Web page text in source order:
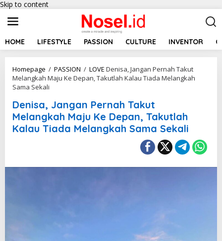
Skip to content
HOME LIFESTYLE PASSION CULTURE INVENTOR
Homepage / PASSION / LOVE Denisa, Jangan Pernah Takut
Melangkah Maju Ke Depan, Takutlah Kalau Tiada Melangkah
Sama Sekali
Denisa, Jangan Pernah Takut
Melangkah Maju Ke Depan, Takutlah
Kalau Tiada Melangkah Sama Sekali